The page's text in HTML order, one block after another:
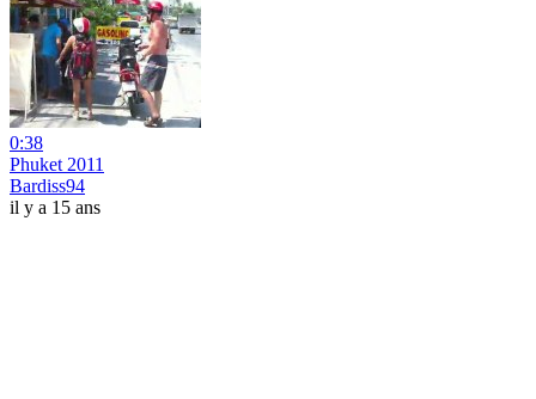
0:38
Phuket 2011
Bardiss94
il y a 15 ans